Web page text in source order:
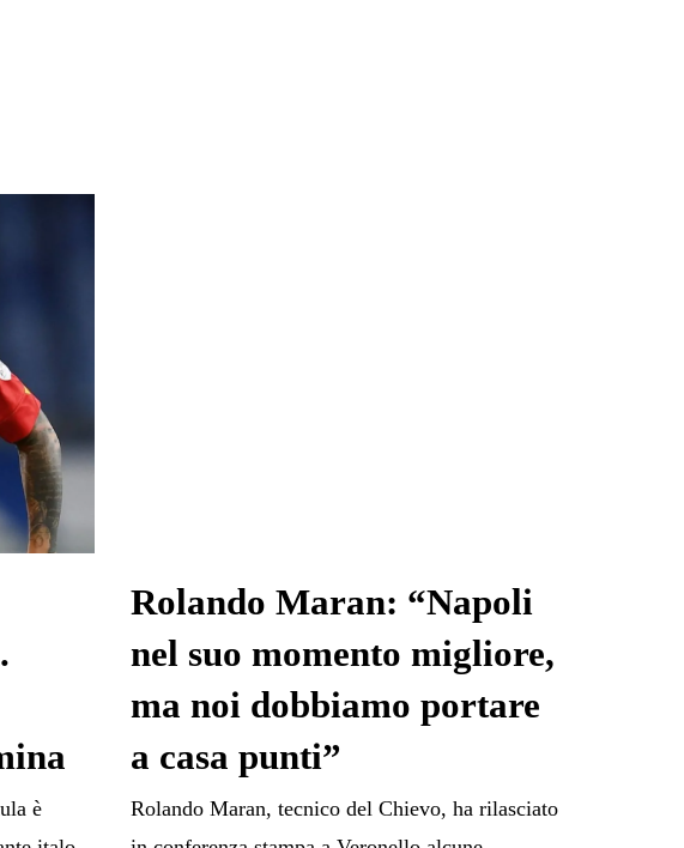
è
Rolando Maran: “Napoli
nel suo momento migliore,
ma noi dobbiamo portare
a casa punti”
Rolando Maran, tecnico del Chievo, ha rilasciato